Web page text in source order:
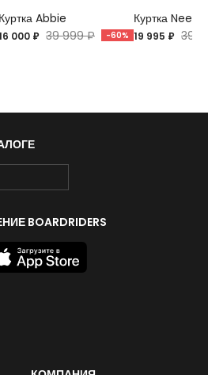
Куртка Abbie
000 ₽ 39 999 ₽ -60%
Куртка Neeva
19 995 ₽ 39
BOARDRIDERS